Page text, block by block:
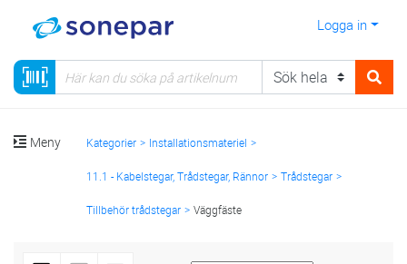
Logga in
Meny Kategorier Installationsmateriel
11.1 - Kabelstegar, Trådstegar, Rännor Trådstegar
Tillbehör trådstegar Väggfäste